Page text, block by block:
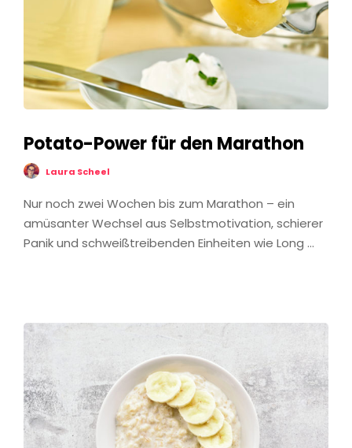
Potato-Power für den Marathon
Laura Scheel
Nur noch zwei Wochen bis zum Marathon – ein
amüsanter Wechsel aus Selbstmotivation, schierer
Panik und schweißtreibenden Einheiten wie Long …